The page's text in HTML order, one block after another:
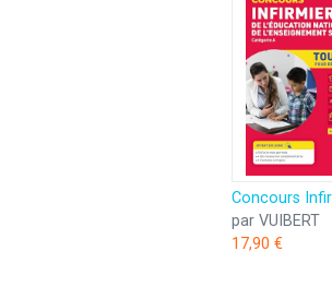
par VUIBERT
17,90 €